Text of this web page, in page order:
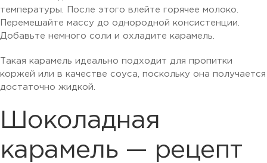
температуры. После этого влейте горячее молоко.
Перемешайте массу до однородной консистенции.
Добавьте немного соли и охладите карамель.
Такая карамель идеально подходит для пропитки
коржей или в качестве соуса, поскольку она получается
достаточно жидкой.
Шоколадная
карамель — рецепт